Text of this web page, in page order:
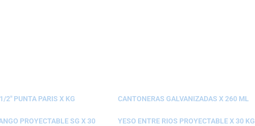
2″ PUNTA PARIS X KG CANTONERAS GALVANIZADAS X 260 ML
PROYECTABLE SG X 30
YESO ENTRE RIOS PROYECTABLE X 30 KG